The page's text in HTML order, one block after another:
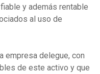
y además rentable
al uso de
empresa delegue, con
de este activo y que